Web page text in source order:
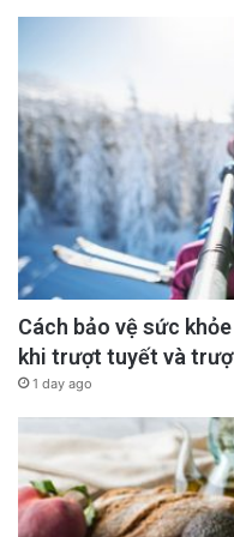
Nguyên nhân cái
một tai nạn, hậu
hoảng loạn hay có
Cách bảo vệ sức
khi trượt tuyết và
1 day ago